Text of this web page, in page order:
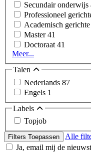
Secundair onderwijs
Professioneel
Academisch
Master41
Doctoraat 41
Meer...
Talen
Nederlands 87
Engels 1
Labels
Topjob
Filters Toepassen
Alle
Ja, email mij de